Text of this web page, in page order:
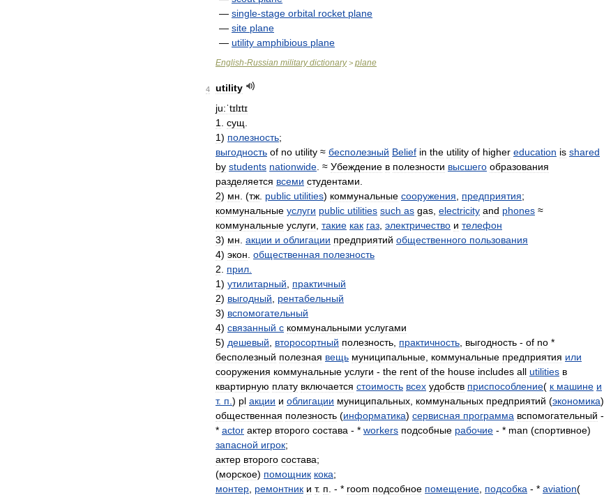
— single-stage orbital rocket plane
— site plane
— utility amphibious plane
English-Russian military dictionary> plane
4
utility
ju:ˈtɪlɪtɪ
1
сущ
1) полезность;
выгодность of no utility ≈ бесполезный Belief in the utility of higher education is shared
by students nationwide . ≈ Убеждение в полезности высшего образования
разделяется всеми студентами
2) мн . (тж public utilities) коммунальные сооружения предприятия;
коммунальные услуги public utilities such as gas electricity and phones ≈
коммунальные услуги такие как газ электричество и телефон
3) мн акции и облигации предприятий общественного пользования
4) экон общественная полезность
2
прил
1) утилитарный
практичный
2) выгодный
рентабельный
3) вспомогательный
4) связанный с коммунальными услугами
5) дешевый второсортный полезность практичность выгодность - of no *
бесполезный полезная вещь муниципальные коммунальные предприятия или
сооружения коммунальные услуги - the rent of the house includes all utilities в
квартирную плату включается стоимость всех удобств приспособление( к машине и
т. п ) pl акции и облигации муниципальных коммунальных предприятий (экономика)
общественная полезность (информатика) сервисная программа вспомогательный -
* actor aктер второго состава - * workers подсобные рабочие - * man (спортивное)
запасной игрок;
aктер второго состава;
(морское) помощник кока;
монтер ремонтник и т. п . - * room подсобное помещение подсобка - * aviation(